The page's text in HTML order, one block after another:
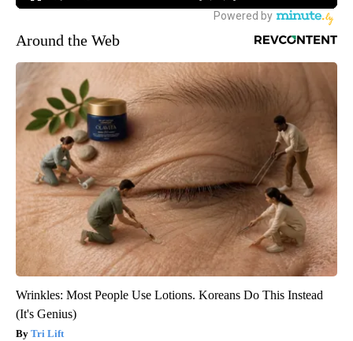
Around the Web
Wrinkles: Most People Use Lotions. Koreans Do This Instead
(It's Genius)
Tri Lift